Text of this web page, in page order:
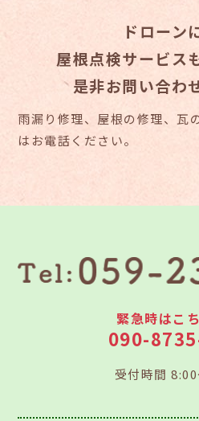
ドローン
屋根点検サービス
是非お問い合わ
雨漏り修理、屋根の修理、瓦
はお電話ください。
緊急時はこ
090-
受付時間